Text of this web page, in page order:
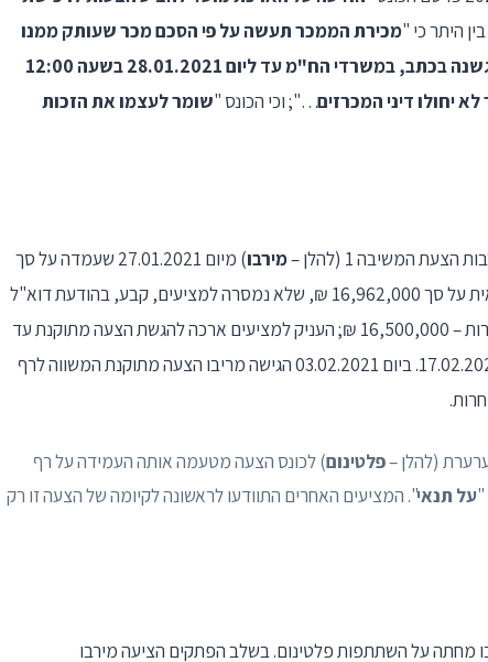
היתר כי "מכירת הממכר תעשה על פי הסכם מכר שעותק ממנו
הצעות תוגשנה בכתב, במשרדי הח"מ עד ליום 28.01.2021 בשעה 12:00
יחולו דיני המכרזים…"; וכי הכונס "שומר לעצמו את הזכות
מירבו
) מיום 27.01.2021 שעמדה על סך
14,400,000 ₪. הכונס, שאחז בחוות דעת שמאית על סך 16,962,000 ₪, שלא נמסרה למציעים, קבע, בהודעת דוא"ל
מיום 01.02.2021, רף מינימום לכניסה להתמחרות – 16,500,000 ₪; העניק למציעים ארכה להגשת הצעה מתוקנת עד
ליום 04.02.2021; וקבע את ההתמחרות ליום 17.02.2021. ביום 03.02.2021 הגישה מריבו הצעה מתוקנת המשווה לרף
פלטינום) לכונס הצעה מטעמה אותה העמידה על רף
על תנאי". המציעים האחרים התוודעו לראשונה לקיומה של הצעה זו רק
מירבו מחתה על השתתפות פלטינום. בשלב הפתקים הציעה מירבו